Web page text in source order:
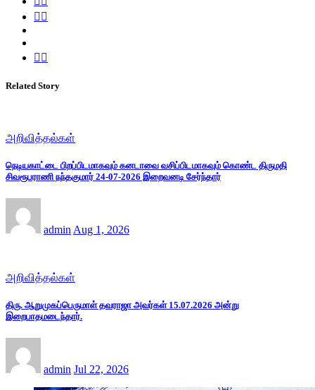
Related Story
அறிவித்தல்கள்
நெடியகாட்டை பிறப்பிடமாகவும் கனடாவை வசிப்பிடமாகவும் கொண்ட திருமதி
சிவரூபராணி நந்தகுமார் 24-07-2026 இறைவனடி சேர்ந்தார்
admin Aug 1, 2026
அறிவித்தல்கள்
திரு. ஆறுமுகப்பெருமாள் தவராஜா அவர்கள் 15.07.2026 அன்று
இறைபாதமடைந்தார்.
admin Jul 22, 2026